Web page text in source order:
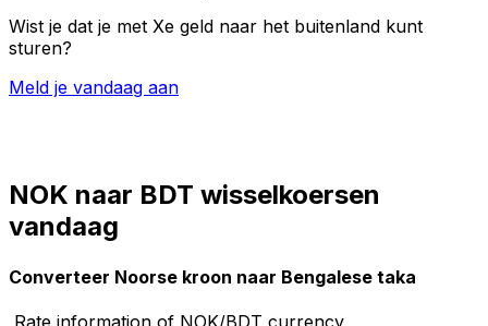
Wist je dat je met Xe geld naar het buitenland kunt
sturen?
Meld je vandaag aan
NOK naar BDT wisselkoersen
vandaag
Converteer Noorse kroon naar Bengalese taka
Rate information of NOK/BDT currency